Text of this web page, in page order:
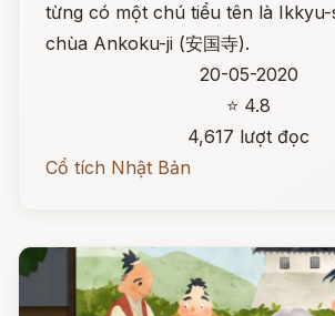
từng có một chú tiểu tên là Ikkyu-
chùa Ankoku-ji (安国寺).
20-05-2020
⭐ 4.8
4,617 lượt đọc
Cổ tích Nhật Bản